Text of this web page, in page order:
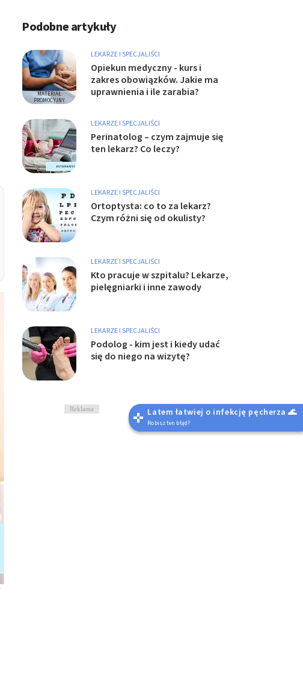
Podobne artykuły
LEKARZE I SPECJALIŚCI
Opiekun medyczny - kurs i
zakres obowiązków. Jakie ma
uprawnienia i ile zarabia?
LEKARZE I SPECJALIŚCI
Perinatolog – czym zajmuje się
ten lekarz? Co leczy?
LEKARZE I SPECJALIŚCI
Ortoptysta: co to za lekarz?
Czym różni się od okulisty?
LEKARZE I SPECJALIŚCI
Kto pracuje w szpitalu? Lekarze,
pielęgniarki i inne zawody
LEKARZE I SPECJALIŚCI
Podolog - kim jest i kiedy udać
się do niego na wizytę?
Reklama Latem łatwiej o infekcję pęcherza 🌊
Robisz ten błąd?